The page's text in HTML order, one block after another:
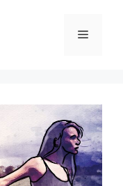
Меню